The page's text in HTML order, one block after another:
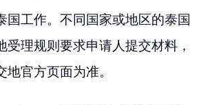
国工作。不同国家或地区的泰国
受理规则要求申请人提交材料，
地官方页面为准。